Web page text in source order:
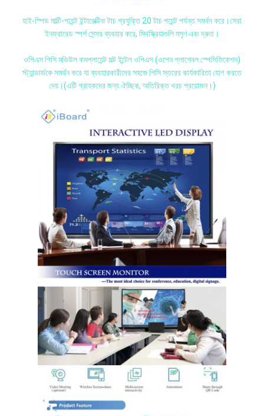
হাই-স্পিড মাল্টি-পয়েন্ট ইন্টারেক্টিভ টাচ প্রযুক্তি 20 টাচ পয়েন্ট পর্যন্ত সমর্থন করে।সেরা
ইনফ্রারেড স্পর্শ সেন্সর ব্যবহার করে, মিথস্ক্রিয়াগুলি মসৃণ এবং দ্রুত।
ওপিএস পিসি মডিউল কমপ্লায়েন্ট সল্ট ইন্টেল ওপিএস (ওপেন প্লাগেবল স্পেসিফিকেশন)
স্ট্যান্ডার্ডকে সমর্থন করে যা ব্যবহারকারীদের সহজে পিসি স্তরের কার্যকারিতা যোগ করতে
দেয়।(এটি গ্রাহকদের জন্য ঐচ্ছিক, অতিরিক্ত খরচ প্রয়োজন।)